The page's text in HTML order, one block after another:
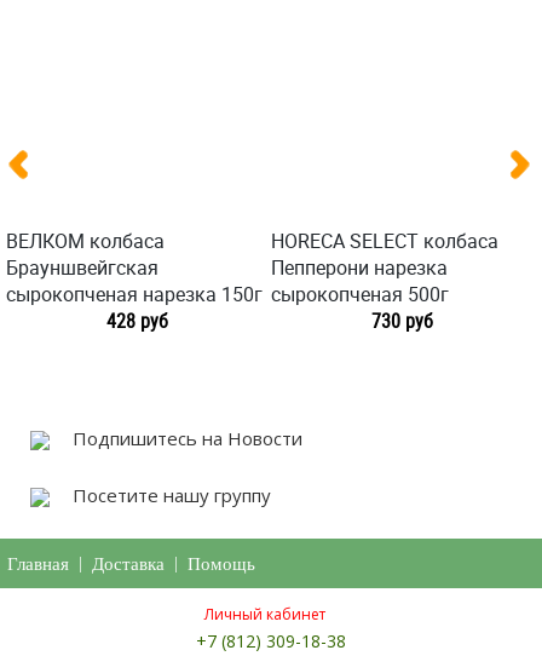
ВЕЛКОМ колбаса
Брауншвейгская
сырокопченая нарезка 150г
428 руб
HORECA SELECT колбаса
Пепперони нарезка
сырокопченая 500г
730 руб
Подпишитесь на Новости
Посетите нашу группу
Главная Доставка Помощь
Личный кабинет
+7 (812) 309-18-38